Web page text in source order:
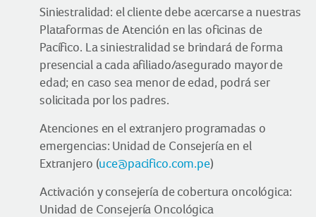
Siniestralidad: el cliente debe acercarse a nuestras
Plataformas de Atención en las oficinas de
Pacífico. La siniestralidad se brindará de forma
presencial a cada afiliado/asegurado mayor de
edad; en caso sea menor de edad, podrá ser
solicitada por los padres.
Atenciones en el extranjero programadas o
emergencias: Unidad de Consejería en el
Extranjero (uce@pacifico.com.pe)
Activación y consejería de cobertura oncológica:
Unidad de Consejería Oncológica